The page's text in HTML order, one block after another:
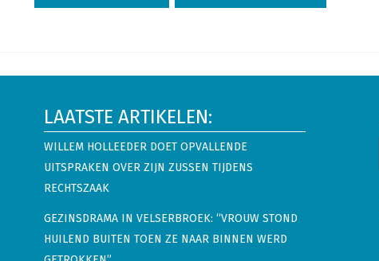
LAATSTE ARTIKELEN:
WILLEM HOLLEEDER DOET OPVALLENDE
UITSPRAKEN OVER ZIJN ZUSSEN TIJDENS
RECHTSZAAK
GEZINSDRAMA IN VELSERBROEK: “VROUW STOND
HUILEND BUITEN TOEN ZE NAAR BINNEN WERD